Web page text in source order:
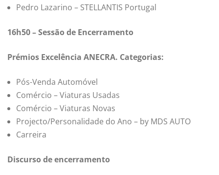
Pedro Lazarino – STELLANTIS Portugal
16h50 – Sessão de Encerramento
Prémios Excelência ANECRA. Categorias:
Pós-Venda Automóvel
Comércio – Viaturas Usadas
Comércio – Viaturas Novas
Projecto/Personalidade do Ano – by MDS AUTO
Carreira
Discurso de encerramento